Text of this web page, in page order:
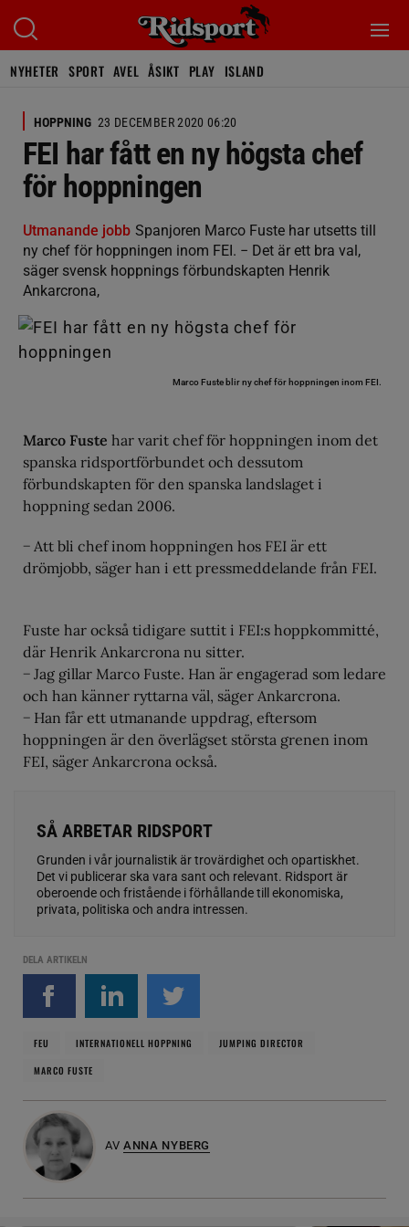
NYHETER SPORT AVEL ÅSIKT PLAY ISLAND
HOPPNING 23 DECEMBER 2020 06:20
FEI har fått en ny högsta chef
för hoppningen
Utmanande jobb Spanjoren Marco Fuste har utsetts till
ny chef för hoppningen inom FEI. − Det är ett bra val,
säger svensk hoppnings förbundskapten Henrik
Ankarcrona,
Marco Fuste blir ny chef för hoppningen inom FEI.
Marco Fuste har varit chef för hoppningen inom det
spanska ridsportförbundet och dessutom
förbundskapten för den spanska landslaget i
hoppning sedan 2006.
− Att bli chef inom hoppningen hos FEI är ett
drömjobb, säger han i ett pressmeddelande från FEI.
Fuste har också tidigare suttit i FEI:s hoppkommitté,
där Henrik Ankarcrona nu sitter.
− Jag gillar Marco Fuste. Han är engagerad som ledare
och han känner ryttarna väl, säger Ankarcrona.
− Han får ett utmanande uppdrag, eftersom
hoppningen är den överlägset största grenen inom
FEI, säger Ankarcrona också.
SÅ ARBETAR RIDSPORT
Grunden i vår journalistik är trovärdighet och opartiskhet.
Det vi publicerar ska vara sant och relevant. Ridsport är
oberoende och fristående i förhållande till ekonomiska,
privata, politiska och andra intressen.
DELA ARTIKELN
FEU INTERNATIONELL HOPPNING
JUMPING DIRECTOR
MARCO FUSTE
AV ANNA NYBERG